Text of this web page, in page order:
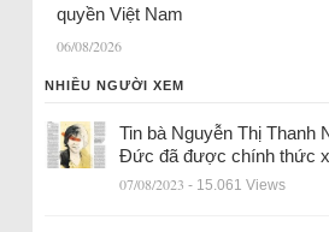
quyền Việt Nam
06/08/2026
NHIỀU NGƯỜI XEM
Tin bà Nguyễn Thị Thanh
Đức đã được chính thức
07/08/2023 - 15.061 Views